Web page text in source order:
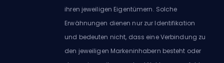
ihren jeweiligen Eigentümern. Solche
Erwähnungen dienen nur zur Identifikation
und bedeuten nicht, dass eine Verbindung zu
den jeweiligen Markeninhabern besteht oder